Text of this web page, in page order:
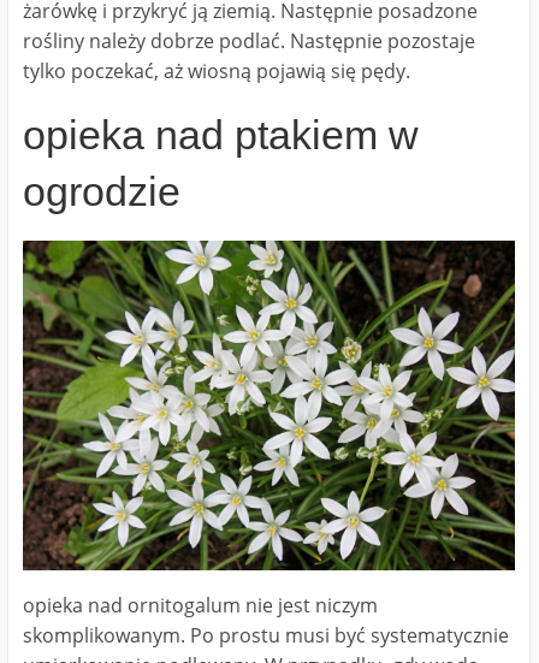
żarówkę i przykryć ją ziemią. Następnie posadzone
rośliny należy dobrze podlać. Następnie pozostaje
tylko poczekać, aż wiosną pojawią się pędy.
opieka nad ptakiem w
ogrodzie
opieka nad ornitogalum nie jest niczym
skomplikowanym. Po prostu musi być systematycznie